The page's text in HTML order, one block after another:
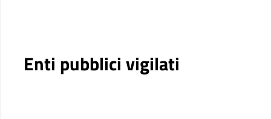
Enti pubblici vigilati